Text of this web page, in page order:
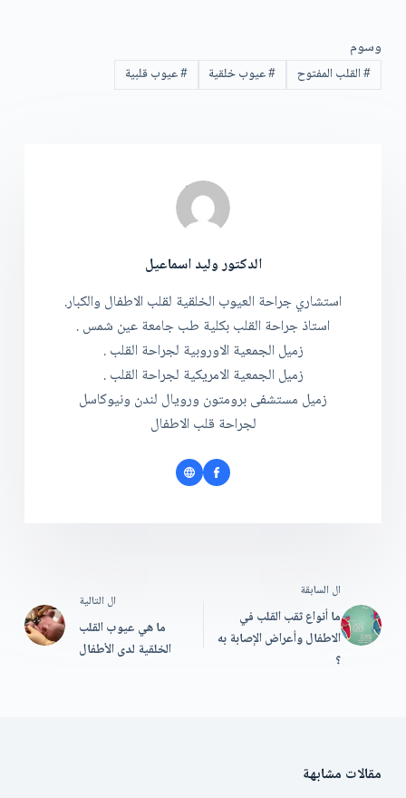
وسوم
#القلب المفتوح #عيوب خلقية #عيوب قلبية
الدكتور وليد اسماعيل
استشاري جراحة العيوب الخلقية لقلب الاطفال والكبار.
استاذ جراحة القلب بكلية طب جامعة عين شمس .
زميل الجمعية الاوروبية لجراحة القلب .
زميل الجمعية الامريكية لجراحة القلب .
زميل مستشفى برومتون ورويال لندن ونيوكاسل
لجراحة قلب الاطفال
ال السابقة
ما أنواع ثقب القلب في
الاطفال وأعراض الإصابة به
؟
ال التالية
ما هي عيوب القلب
الخلقية لدى الأطفال
مقالات مشابهة